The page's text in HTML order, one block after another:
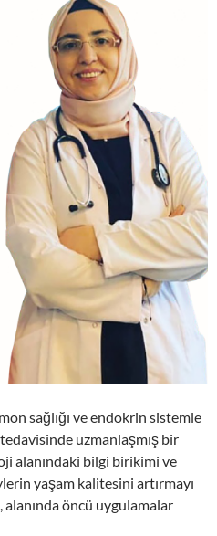
sağlığı ve endokrin sistemle
uzmanlaşmış bir
alanındaki bilgi birikimi ve
yaşam kalitesini artırmayı
öncü uygulamalar